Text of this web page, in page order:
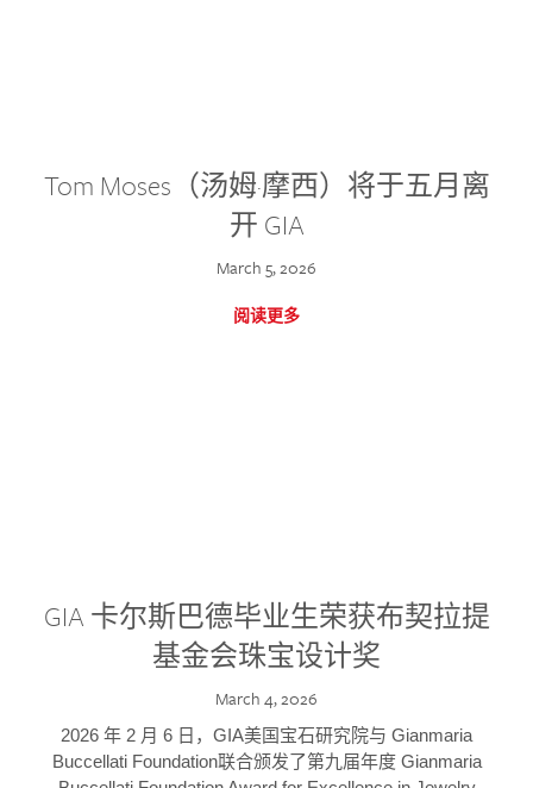
Tom Moses（汤姆·摩西）将于五月离
开 GIA
March 5, 2026
阅读更多
GIA 卡尔斯巴德毕业生荣获布契拉提
基金会珠宝设计奖
March 4, 2026
2026 年 2 月 6 日，GIA美国宝石研究院与 Gianmaria
Buccellati Foundation联合颁发了第九届年度 Gianmaria